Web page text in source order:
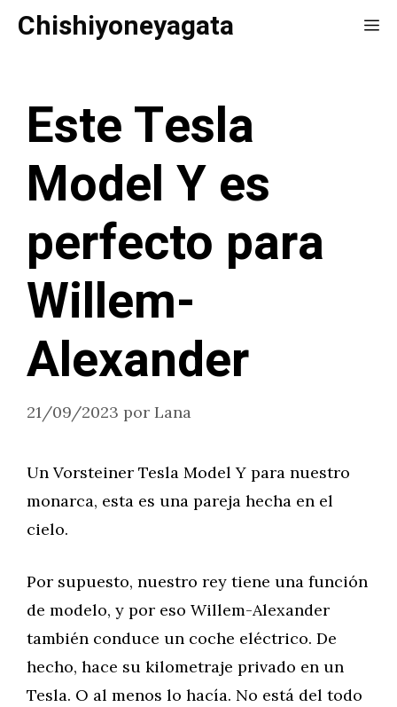
SaltarChishiyoneyagata
Este Tesla
Model Y es
perfecto para
Willem-
Alexander
21/09/2023 por Lana
Un Vorsteiner Tesla Model Y para nuestro
monarca, esta es una pareja hecha en el
cielo.
Por supuesto, nuestro rey tiene una función
de modelo, y por eso Willem-Alexander
también conduce un coche eléctrico. De
hecho, hace su kilometraje privado en un
Tesla. O al menos lo hacía. No está del todo